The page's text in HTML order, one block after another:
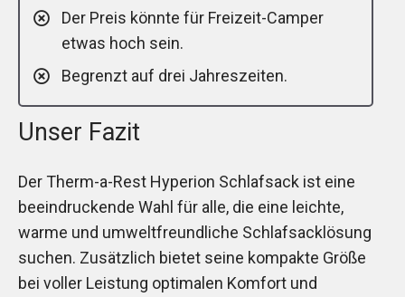
Der Preis könnte für Freizeit-Camper
etwas hoch sein.
Begrenzt auf drei Jahreszeiten.
Unser Fazit
Der Therm-a-Rest Hyperion Schlafsack ist eine
beeindruckende Wahl für alle, die eine leichte,
warme und umweltfreundliche Schlafsacklösung
suchen. Zusätzlich bietet seine kompakte Größe
bei voller Leistung optimalen Komfort und